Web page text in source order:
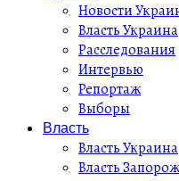
Новости
Власть Украина
Расследования
Интервью
Репортаж
Выборы
Власть
Власть Украина
Власть